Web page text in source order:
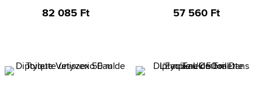
82 085 Ft 57 560 Ft